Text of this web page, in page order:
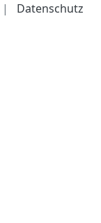
| Datenschutz